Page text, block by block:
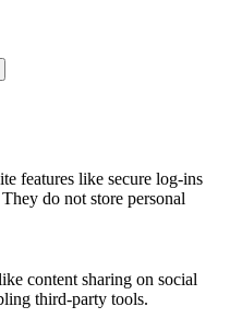
features like secure log-ins
do not store personal
content sharing on social
third-party tools.